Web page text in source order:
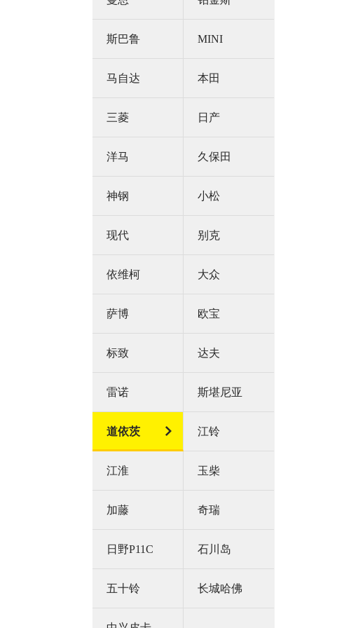
斯巴鲁 MINI
马自达 本田
三菱 日产
洋马 久保田
神钢 小松
现代 别克
依维柯 大众
萨博 欧宝
标致 达夫
雷诺 斯堪尼亚
道依茨 江铃
江淮 玉柴
加藤 奇瑞
日野P11C 石川岛
五十铃 长城哈佛